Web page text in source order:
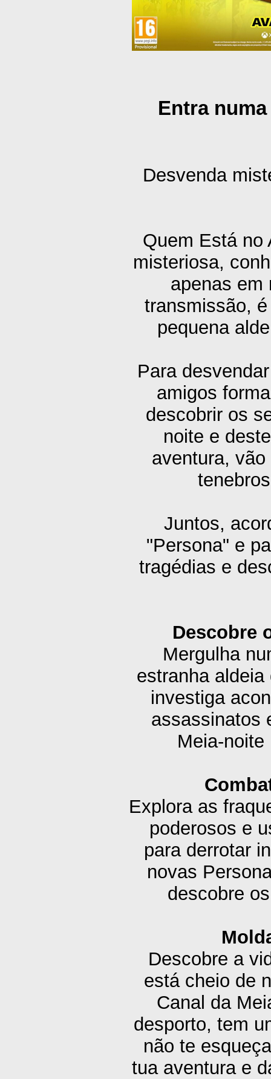
Entra
Desvenda
Quem Está no
misteriosa,
apenas em
transmissão,
pequena
Para
amigos
descobrir os
noite e
aventura,
Juntos,
"Persona" e
tragédias e
Descobre
Mergulha
estranha
investiga
assassinatos
Meia-
Explora as
poderosos e
para derrotar
novas
descobre
Descobre a
está cheio de
Canal da
desporto, tem
não te
tua aventura e